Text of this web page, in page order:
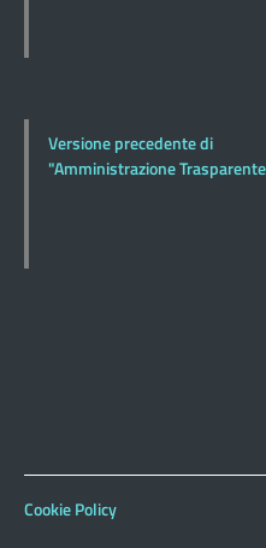
Versione precedente di
"Amministrazione
Cookie Policy